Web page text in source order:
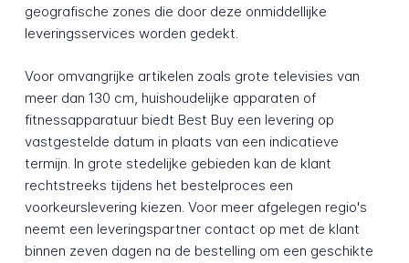
geografische zones die door deze onmiddellijke
leveringsservices worden gedekt.
Voor omvangrijke artikelen zoals grote televisies van
meer dan 130 cm, huishoudelijke apparaten of
fitnessapparatuur biedt Best Buy een levering op
vastgestelde datum in plaats van een indicatieve
termijn. In grote stedelijke gebieden kan de klant
rechtstreeks tijdens het bestelproces een
voorkeurslevering kiezen. Voor meer afgelegen regio's
neemt een leveringspartner contact op met de klant
binnen zeven dagen na de bestelling om een geschikte